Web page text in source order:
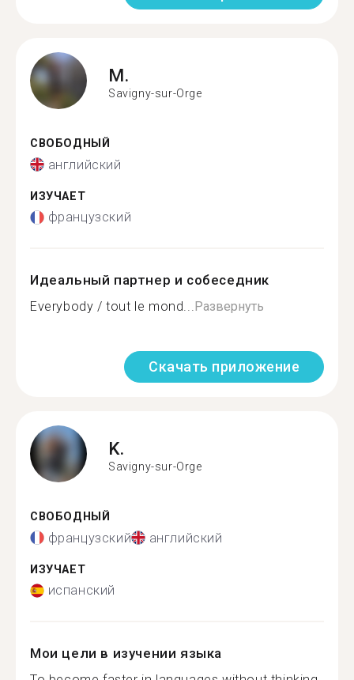
M.
Savigny-sur-Orge
СВОБОДНЫЙ
английский
ИЗУЧАЕТ
французский
Идеальный партнер и собеседник
Everybody / tout le mond...Развернуть
Скачать приложение
K.
Savigny-sur-Orge
СВОБОДНЫЙ
французский английский
ИЗУЧАЕТ
испанский
Мои цели в изучении языка